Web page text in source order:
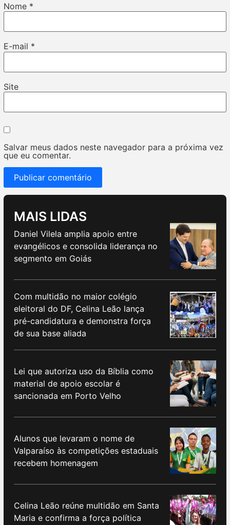
Nome *
E-mail *
Site
Salvar meus dados neste navegador para a próxima vez
que eu comentar.
MAIS LIDAS
Daniel Vilela amplia apoio entre
evangélicos e consolida liderança no
segmento em Goiás
Com multidão no maior colégio
eleitoral do DF, Celina Leão lança
pré-candidatura e demonstra força
de sua base aliada
Lei que autoriza uso da Bíblia como
material de apoio escolar é
sancionada em Porto Velho
Alunos que levaram o nome de
Valparaíso às competições estaduais
recebem homenagem
Celina Leão reúne multidão em Santa
Maria e confirma a força política